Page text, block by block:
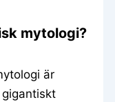
mytologi?
är